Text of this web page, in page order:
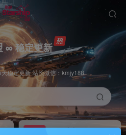
∞ 稳定更新
稳定更新 站长微信：kmjy188
工作流主页